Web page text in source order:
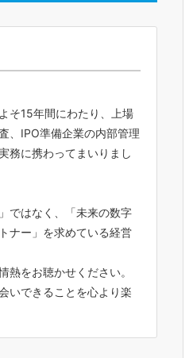
そ15年間にわたり、上場
、IPO準備企業の内部管理
務に携わってまいりまし
ではなく、「未来の数字
ナー」を求めている経営
熱をお聴かせください。
いできることを心より楽